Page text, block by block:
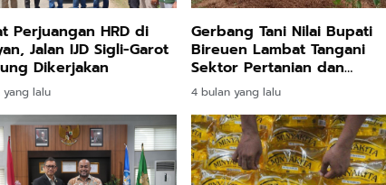
Perjuangan HRD di
Jalan IJD Sigli-Garot
Dikerjakan
lalu
Gerbang Tani Nilai Bupati
Bireuen Lambat Tangani
Sektor Pertanian dan
Perikanan
4 bulan yang lalu